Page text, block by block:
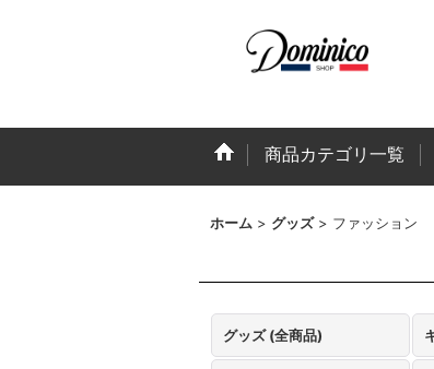
商品カテゴリ一覧
ホーム > グッズ > ファッション
グッズ (全商品)